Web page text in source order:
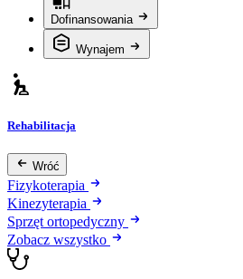
Dofinansowania
Wynajem
Rehabilitacja
Wróć
Fizykoterapia
Kinezyterapia
Sprzęt ortopedyczny
Zobacz wszystko